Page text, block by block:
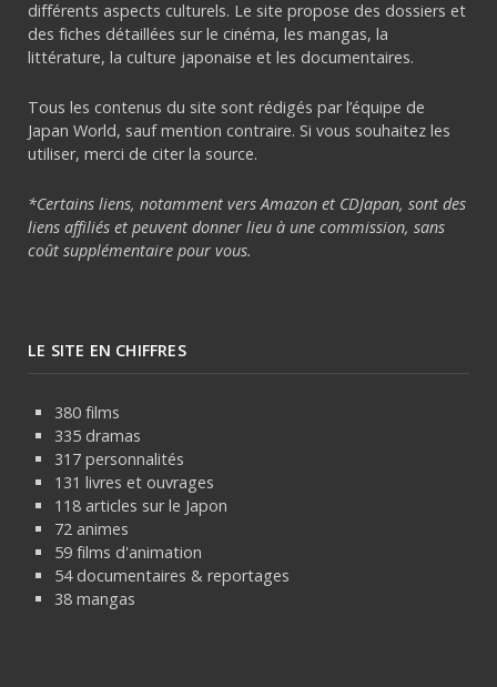
différents aspects culturels. Le site propose des dossiers et
des fiches détaillées sur le cinéma, les mangas, la
littérature, la culture japonaise et les documentaires.
Tous les contenus du site sont rédigés par l’équipe de
Japan World, sauf mention contraire. Si vous souhaitez les
utiliser, merci de citer la source.
*Certains liens, notamment vers Amazon et CDJapan, sont des
liens affiliés et peuvent donner lieu à une commission, sans
coût supplémentaire pour vous.
LE SITE EN CHIFFRES
380 films
335 dramas
317 personnalités
131 livres et ouvrages
118 articles sur le Japon
72 animes
59 films d'animation
54 documentaires & reportages
38 mangas